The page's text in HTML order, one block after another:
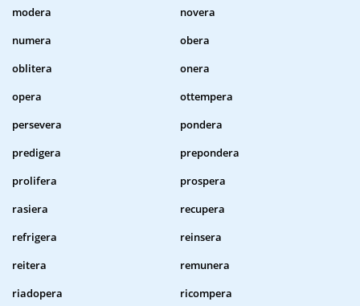
modera
novera
numera
obera
oblitera
onera
opera
ottempera
persevera
pondera
predigera
prepondera
prolifera
prospera
rasiera
recupera
refrigera
reinsera
reitera
remunera
riadopera
ricompera